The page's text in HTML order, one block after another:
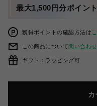
最大1,500円分ポイン
獲得ポイントの確認方法は
この商品について問い合わ
ギフト：ラッピング可